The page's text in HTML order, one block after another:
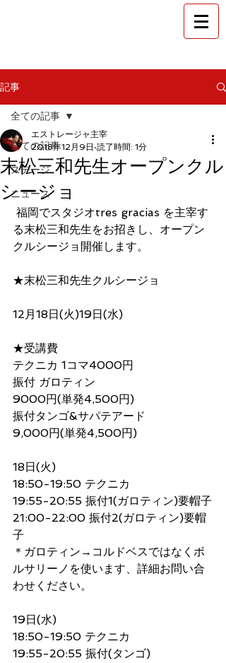
記事
全ての記事
ステージ
ニュース
全ての記事
末松三和先生オープンクル
シージョ
エストレージャ主宰
2018年12月9日 読了時間: 1分
る末松三和先生をお招きし、オープン
クルシージョ開催します。
★末松三和先生クルシージョ
12月18日(火)19日(水)
★受講費
テクニカ 1コマ4000円
振付 ガロティン
9000円(単発4,500円)
振付タンゴ&サパテアード
9,000円(単発4,500円)
18日(火)
18:50-19:50 テクニカ
19:55-20:55 振付1(ガロティン)要帽子
21:00-22:00 振付2(ガロティン)要帽
子
＊ガロティン→コルドベスではなくボ
ルサリーノを使います、詳細お問い合
わせください。
19日(水)
18:50-19:50 テクニカ
19:55-20:55 振付(タンゴ)